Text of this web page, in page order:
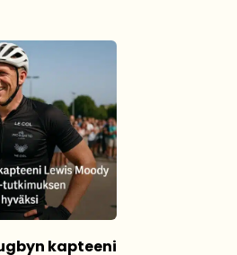
kapteeni